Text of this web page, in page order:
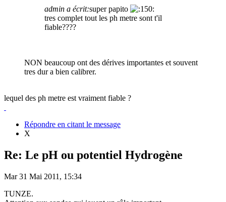
admin a écrit:super papito
tres complet tout les ph metre sont t'il
fiable????
NON beaucoup ont des dérives importantes et souvent
tres dur a bien calibrer.
lequel des ph metre est vraiment fiable ?
Répondre en citant le message
X
Re: Le pH ou potentiel Hydrogène
Mar 31 Mai 2011, 15:34
TUNZE.